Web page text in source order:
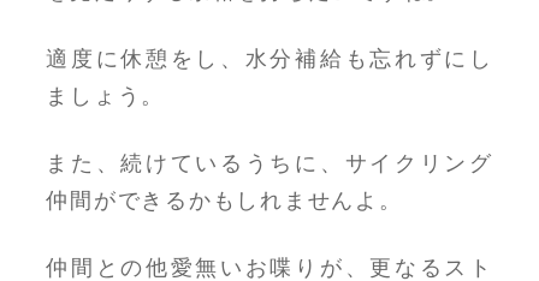
適度に休憩をし、水分補給も忘れずにし
ましょう。
また、続けているうちに、サイクリング
仲間ができるかもしれませんよ。
仲間との他愛無いお喋りが、更なるスト